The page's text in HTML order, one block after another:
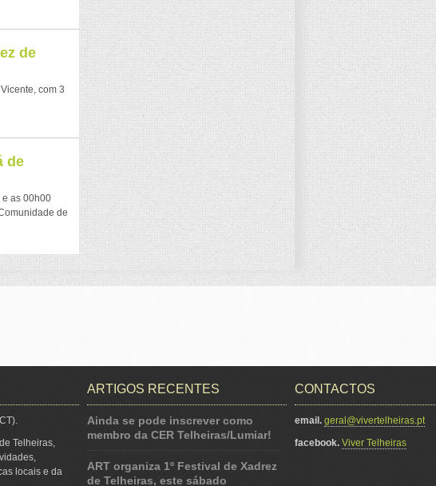
de
com 3
de
e as 00h00
de
Telheiras,
locais e da
ARTIGOS RECENTES
Ainda se pode inscrever como
membro da CER Telheiras/Lumiar!
ART organiza 1º Festival de Xadrez
de Telheiras, este sábado
CONTACTOS
email. geral@vivertelheiras.pt
facebook. Viver Telheiras